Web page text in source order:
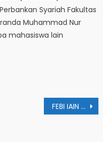
Syariah Fakultas
Muhammad Nur
mahasiswa lain
FEBI IAIN Papua Gelar PKM Literasi Keuangan di MAN Keerom